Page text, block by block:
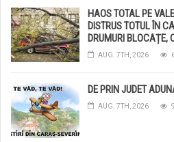
HAOS TOTAL PE
DISTRUS TOTUL ÎN
DRUMURI BLOCAȚE,
DISTRUSE DE
AUG. 7TH, 2026
DE PRIN JUDET
AUG. 7TH, 2026